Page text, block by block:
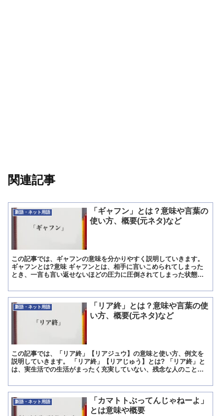
関連記事
新語・ネット用語
「ギャフン」とは？意味や言葉の
使い方、概要(元ネタ)など
この記事では、ギャフンの意味を分かりやすく説明していきます。
ギャフンとは?意味 ギャフンとは、相手に言いこめられてしまった
とき、一言も言い返せないほどの圧力に圧倒されてしまった状態を
新語・ネット用語
「リア終」とは？意味や言葉の使
い方、概要(元ネタ)など
この記事では、「リア終」【リアジュウ】の意味と使い方、例文を
説明していきます。 「リア終」【リアじゅう】とは? 「リア終」と
は、実生活での生活がまったく充実していない、残念な人のことを
新語・ネット用語
「カマトトぶってんじゃねーよ」
とは意味や概要